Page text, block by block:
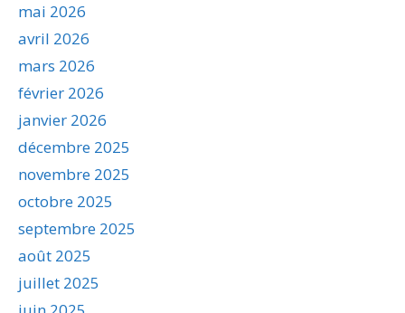
mai 2026
avril 2026
mars 2026
février 2026
janvier 2026
décembre 2025
novembre 2025
octobre 2025
septembre 2025
août 2025
juillet 2025